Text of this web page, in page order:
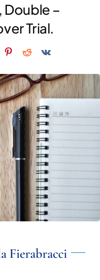
Double –
Trial.
Fierabracci